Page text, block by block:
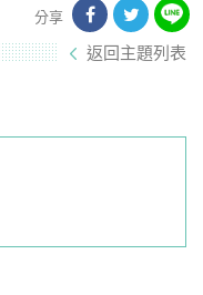
分享
返回主題列表